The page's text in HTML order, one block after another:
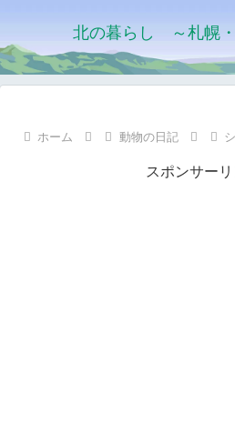
北の暮らし ～札幌
ホーム 動物の日記
スポンサーリ